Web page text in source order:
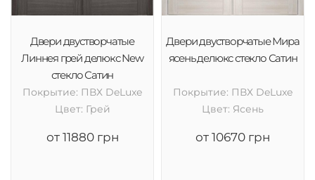
Двери двустворчатые
Линнея грей делюкс New
стекло Сатин
Покрытие: ПВХ DeLuxe
Цвет: Грей
от 11880 грн
Двери двустворчатые Мира
ясень делюкс стекло Сатин
Покрытие: ПВХ DeLuxe
Цвет: Ясень
от 10670 грн